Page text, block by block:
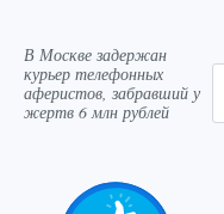
В Москве задержан
курьер телефонных
аферистов, забравший у
жертв 6 млн рублей